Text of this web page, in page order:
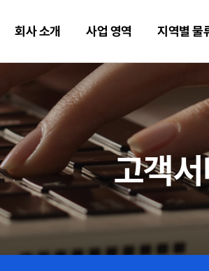
회사 소개 사업 영역 지역별 물
고객